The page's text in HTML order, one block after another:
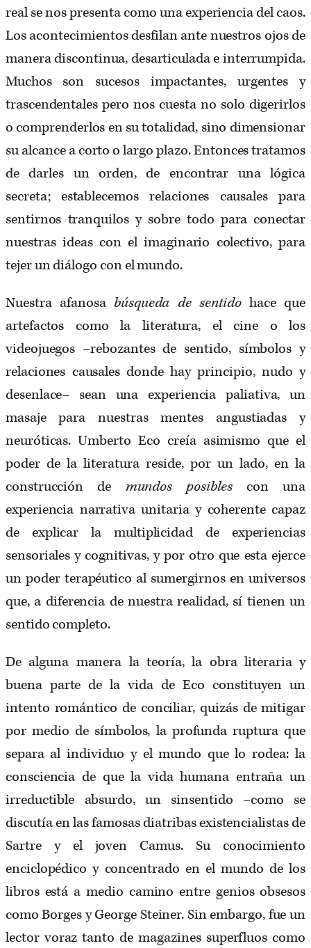
real se nos presenta como una experiencia del caos.
Los acontecimientos desfilan ante nuestros ojos de
manera discontinua, desarticulada e interrumpida.
Muchos son sucesos impactantes, urgentes y
trascendentales pero nos cuesta no solo digerirlos
o comprenderlos en su totalidad, sino dimensionar
su alcance a corto o largo plazo. Entonces tratamos
de darles un orden, de encontrar una lógica
secreta; establecemos relaciones causales para
sentirnos tranquilos y sobre todo para conectar
nuestras ideas con el imaginario colectivo, para
tejer un diálogo con el mundo.
Nuestra afanosa búsqueda de sentidohace que
artefactos como la literatura, el cine o los
videojuegos –rebozantes de sentido, símbolos y
relaciones causales donde hay principio, nudo y
desenlace– sean una experiencia paliativa, un
masaje para nuestras mentes angustiadas y
neuróticas. Umberto Eco creía asimismo que el
poder de la literatura reside, por un lado, en la
construcción de mundos posiblescon una
experiencia narrativa unitaria y coherente capaz
de explicar la multiplicidad de experiencias
sensoriales y cognitivas, y por otro que esta ejerce
un poder terapéutico al sumergirnos en universos
que, a diferencia de nuestra realidad, sí tienen un
sentido completo.
De alguna manera la teoría, la obra literaria y
buena parte de la vida de Eco constituyen un
intento romántico de conciliar, quizás de mitigar
por medio de símbolos, la profunda ruptura que
separa al individuo y el mundo que lo rodea: la
consciencia de que la vida humana entraña un
irreductible absurdo, un sinsentido –como se
discutía en las famosas diatribas existencialistas de
Sartre y el joven Camus. Su conocimiento
enciclopédico y concentrado en el mundo de los
libros está a medio camino entre genios obsesos
como Borges y George Steiner. Sin embargo, fue un
lector voraz tanto de magazines superfluos como